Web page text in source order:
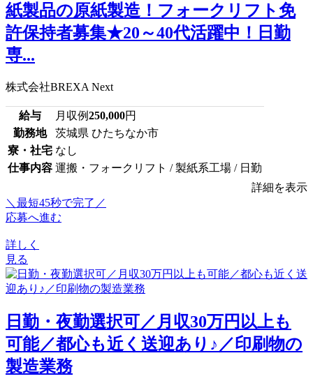
紙製品の原紙製造！フォークリフト免
許保持者募集★20～40代活躍中！日勤
専...
株式会社BREXA Next
給与 月収例250,000円
勤務地
茨城県 ひたちなか市
寮・社宅 なし
仕事内容 運搬・フォークリフト / 製紙系工場 / 日勤
詳細を表示
＼最短45秒で完了／
応募へ進む
詳しく
見る
日勤・夜勤選択可／月収30万円以上も
可能／都心も近く送迎あり♪／印刷物の
製造業務